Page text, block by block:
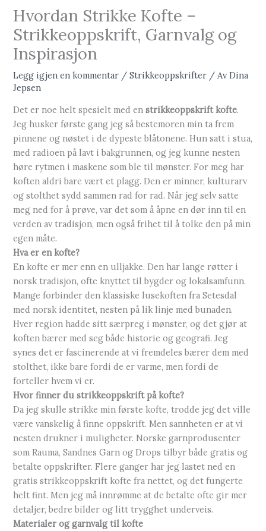
Hvordan Strikke Kofte –
Strikkeoppskrift, Garnvalg og
Inspirasjon
Legg igjen en kommentar /Strikkeoppskrifter / Av Dina
Jepsen
Det er noe helt spesielt med enstrikkeoppskrift kofte.
Jeg husker første gang jeg så bestemoren min ta frem
pinnene og nøstet i de dypeste blåtonene. Hun satt i stua,
med radioen på lavt i bakgrunnen, og jeg kunne nesten
høre rytmen i maskene som ble til mønster. For meg har
koften aldri bare vært et plagg. Den er minner, kulturarv
og stolthet sydd sammen rad for rad. Når jeg selv satte
meg ned for å prøve, var det som å åpne en dør inn til en
verden av tradisjon, men også frihet til å tolke den på min
egen måte.
Hva er en kofte?
En kofte er mer enn en ulljakke. Den har lange røtter i
norsk tradisjon, ofte knyttet til bygder og lokalsamfunn.
Mange forbinder den klassiske lusekoften fra Setesdal
med norsk identitet, nesten på lik linje med bunaden.
Hver region hadde sitt særpreg i mønster, og det gjør at
koften bærer med seg både historie og geografi. Jeg
synes det er fascinerende at vi fremdeles bærer dem med
stolthet, ikke bare fordi de er varme, men fordi de
forteller hvem vi er.
Hvor finner du strikkeoppskrift på kofte?
Da jeg skulle strikke min første kofte, trodde jeg det ville
være vanskelig å finne oppskrift. Men sannheten er at vi
nesten drukner i muligheter. Norske garnprodusenter
som Rauma, Sandnes Garn og Drops tilbyr både gratis og
betalte oppskrifter. Flere ganger har jeg lastet ned en
gratis strikkeoppskrift kofte fra nettet, og det fungerte
helt fint. Men jeg må innrømme at de betalte ofte gir mer
detaljer, bedre bilder og litt trygghet underveis.
Materialer og garnvalg til kofte